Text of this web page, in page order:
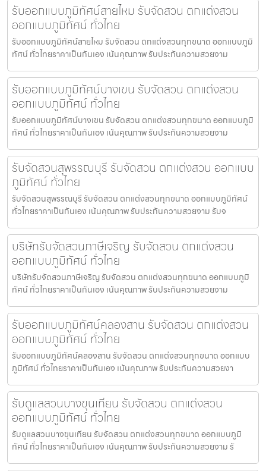
รับออกแบบภูมิทัศน์สายไหม รับจัดสวน ตกแต่งสวน
ออกแบบภูมิทัศน์ ทั่วไทย
รับออกแบบภูมิทัศน์สายไหม รับจัดสวน ตกแต่งสวนทุกขนาด ออกแบบภูมิ
ทัศน์ ทั่วไทยราคาเป็นกันเอง เน้นคุณภาพ รับประกันความสวยงาม
รับออกแบบภูมิทัศน์บางเขน รับจัดสวน ตกแต่งสวน
ออกแบบภูมิทัศน์ ทั่วไทย
รับออกแบบภูมิทัศน์บางเขน รับจัดสวน ตกแต่งสวนทุกขนาด ออกแบบภูมิ
ทัศน์ ทั่วไทยราคาเป็นกันเอง เน้นคุณภาพ รับประกันความสวยงาม
รับจัดสวนสุพรรณบุรี รับจัดสวน ตกแต่งสวน ออกแบบ
ภูมิทัศน์ ทั่วไทย
รับจัดสวนสุพรรณบุรี รับจัดสวน ตกแต่งสวนทุกขนาด ออกแบบภูมิทัศน์
ทั่วไทยราคาเป็นกันเอง เน้นคุณภาพ รับประกันความสวยงาม รับจ
บริษัทรับจัดสวนภาษีเจริญ รับจัดสวน ตกแต่งสวน
ออกแบบภูมิทัศน์ ทั่วไทย
บริษัทรับจัดสวนภาษีเจริญ รับจัดสวน ตกแต่งสวนทุกขนาด ออกแบบภูมิ
ทัศน์ ทั่วไทยราคาเป็นกันเอง เน้นคุณภาพ รับประกันความสวยงาม
รับออกแบบภูมิทัศน์คลองสาน รับจัดสวน ตกแต่งสวน
ออกแบบภูมิทัศน์ ทั่วไทย
รับออกแบบภูมิทัศน์คลองสาน รับจัดสวน ตกแต่งสวนทุกขนาด ออกแบบ
ภูมิทัศน์ ทั่วไทยราคาเป็นกันเอง เน้นคุณภาพ รับประกันความสวยงา
รับดูแลสวนบางขุนเทียน รับจัดสวน ตกแต่งสวน
ออกแบบภูมิทัศน์ ทั่วไทย
รับดูแลสวนบางขุนเทียน รับจัดสวน ตกแต่งสวนทุกขนาด ออกแบบภูมิ
ทัศน์ ทั่วไทยราคาเป็นกันเอง เน้นคุณภาพ รับประกันความสวยงาม รั